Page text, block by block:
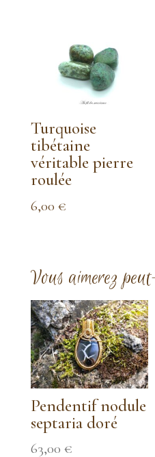
Turquoise
tibétaine
véritable pierre
roulée
6,00 €
Vous aimerez
Pendentif nodule
septaria doré
63,00 €